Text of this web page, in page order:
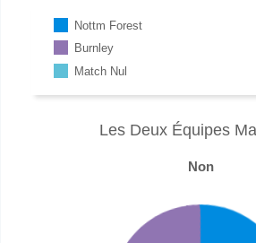
Nottm Forest
Burnley
Match Nul
Les Deux Équipes
Non